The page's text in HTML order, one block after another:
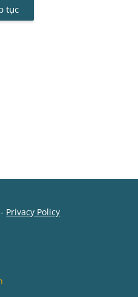
tục
Privacy Policy